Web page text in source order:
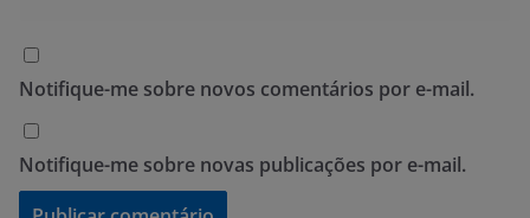
Notifique-me sobre novos comentários por e-mail.
Notifique-me sobre novas publicações por e-mail.